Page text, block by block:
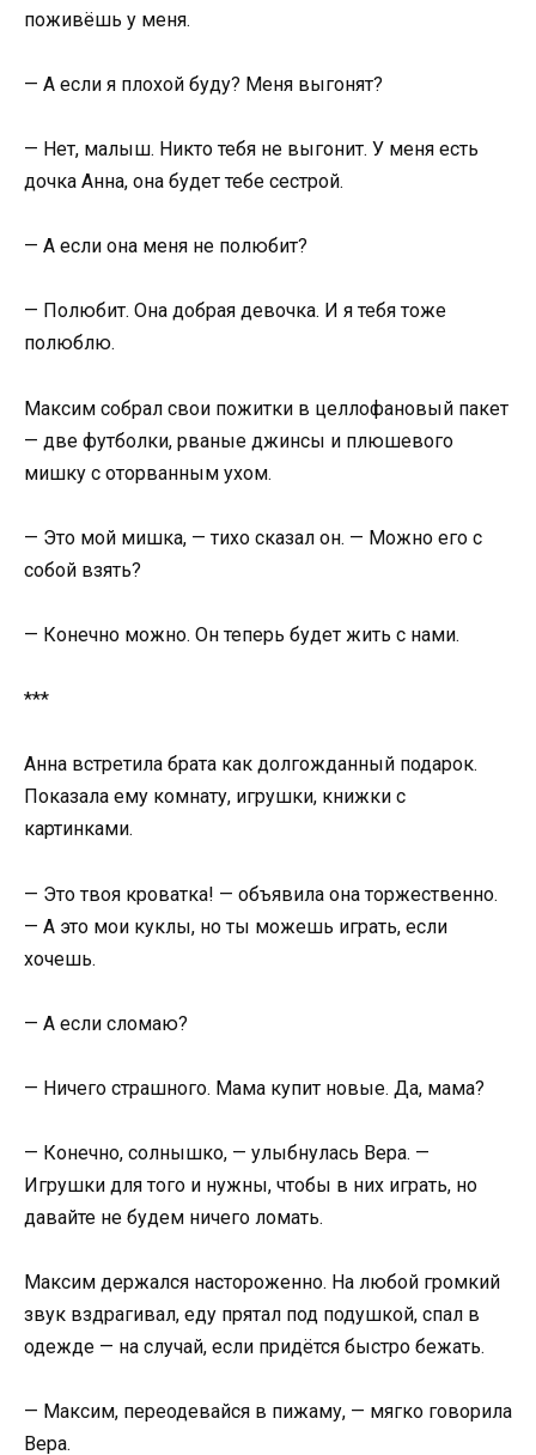
поживёшь у меня.
— А если я плохой буду? Меня выгонят?
— Нет, малыш. Никто тебя не выгонит. У меня есть
дочка Анна, она будет тебе сестрой.
— А если она меня не полюбит?
— Полюбит. Она добрая девочка. И я тебя тоже
полюблю.
Максим собрал свои пожитки в целлофановый пакет
— две футболки, рваные джинсы и плюшевого
мишку с оторванным ухом.
— Это мой мишка, — тихо сказал он. — Можно его с
собой взять?
— Конечно можно. Он теперь будет жить с нами.
***
Анна встретила брата как долгожданный подарок.
Показала ему комнату, игрушки, книжки с
картинками.
— Это твоя кроватка! — объявила она торжественно.
— А это мои куклы, но ты можешь играть, если
хочешь.
— А если сломаю?
— Ничего страшного. Мама купит новые. Да, мама?
— Конечно, солнышко, — улыбнулась Вера. —
Игрушки для того и нужны, чтобы в них играть, но
давайте не будем ничего ломать.
Максим держался настороженно. На любой громкий
звук вздрагивал, еду прятал под подушкой, спал в
одежде — на случай, если придётся быстро бежать.
— Максим, переодевайся в пижаму, — мягко говорила
Вера.